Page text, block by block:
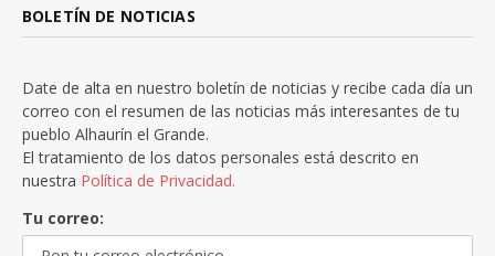
BOLETÍN DE NOTICIAS
Date de alta en nuestro boletín de noticias y recibe cada día un
correo con el resumen de las noticias más interesantes de tu
pueblo Alhaurín el Grande.
El tratamiento de los datos personales está descrito en
nuestra Política de Privacidad.
Tu correo: